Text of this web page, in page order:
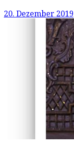
20. Dezember 2019